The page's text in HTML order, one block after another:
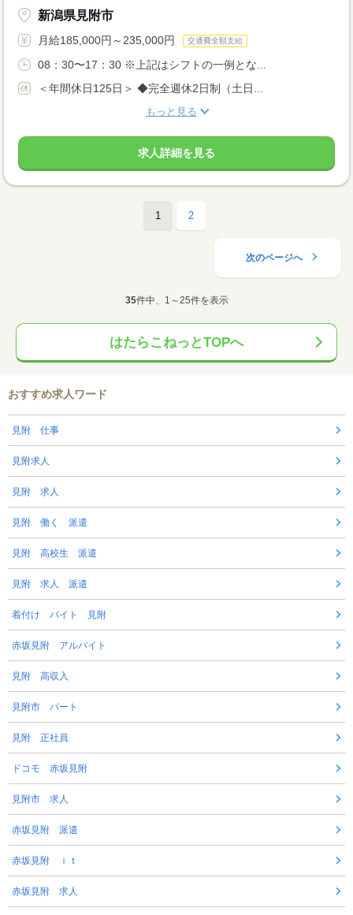
新潟県見附市
月給185,000円～235,000円 交通費全額支給
08：30〜17：30 ※上記はシフトの一例とな...
＜年間休日125日＞ ◆完全週休2日制（土日...
もっと見る
求人詳細を見る
1 2
次のページへ
35件中、1～25件を表示
はたらこねっとTOPへ
おすすめ求人ワード
見附 仕事
見附求人
見附 求人
見附 働く 派遣
見附 高校生 派遣
見附 求人 派遣
着付け バイト 見附
赤坂見附 アルバイト
見附 高収入
見附市 パート
見附 正社員
ドコモ 赤坂見附
見附市 求人
赤坂見附 派遣
赤坂見附 ｉｔ
赤坂見附 求人